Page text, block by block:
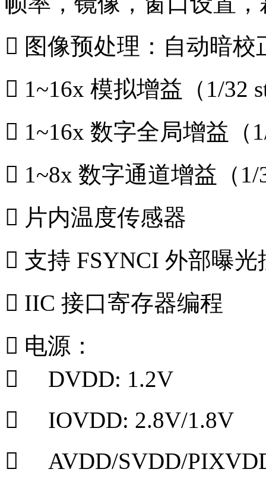
 图像预处理：自动暗校
 1~16x 模拟增益（1/32
 1~16x 数字全局增益（
 1~8x 数字通道增益（1/
 片内温度传感器
 支持 FSYNCI 外部曝光
 IIC 接口寄存器编程
 电源：
 DVDD: 1.2V
 IOVDD: 2.8V/1.8V
 AVDD/SVDD/